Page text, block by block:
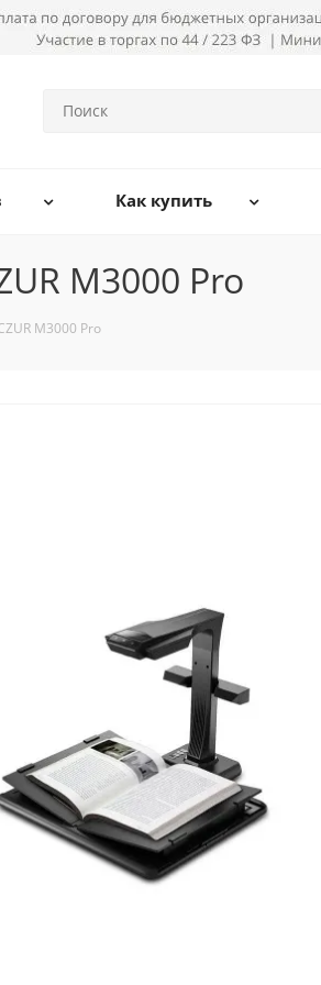
Как купить
M3000 Pro
M3000 Pro